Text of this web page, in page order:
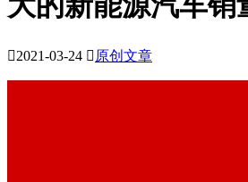
2021-03-24  原创文章